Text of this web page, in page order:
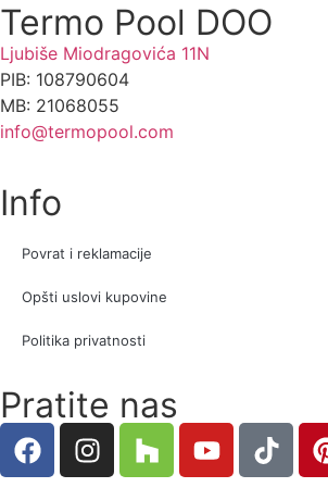
Termo Pool DOO
Ljubiše Miodragovića 11N
PIB: 108790604
MB: 21068055
info@termopool.com
Info
Povrat i reklamacije
Opšti uslovi kupovine
Politika privatnosti
Pratite nas